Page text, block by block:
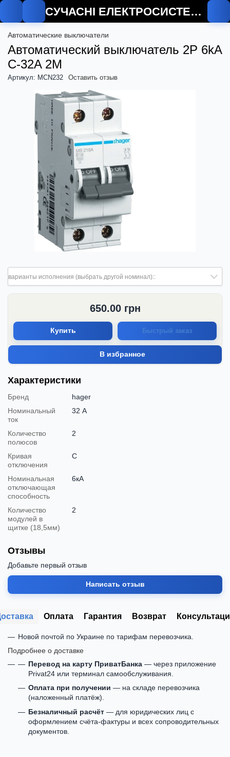
СУЧАСНІ ЕЛЕКТРОСИСТЕМИ
Автоматические выключатели
Автоматический выключатель 2P 6kA
C-32A 2M
Артикул: MCN232 Оставить отзыв
варианты исполнения (выбрать другой номинал)::
650.00грн
Купить Быстрый заказ
В избранное
Характеристики
Бренд
hager
Номинальный
ток
32 А
Количество
полюсов
2
Кривая
отключения
C
Номинальная
отключающая
способность
6кА
Количество
модулей в
щитке (18,5мм)
2
Отзывы
Добавьте первый отзыв
Написать отзыв
Оплата Гарантия Возврат
Новой почтой по Украине по тарифам перевозчика.
Подробнее о доставке
Перевод на карту ПриватБанка — через приложение
Privat24 или терминал самообслуживания.
Оплата при получении — на складе перевозчика
(наложенный платёж).
Безналичный расчёт — для юридических лиц с
оформлением счёта-фактуры и всех сопроводительных
документов.